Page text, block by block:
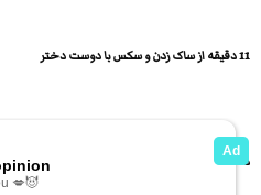
11 دقیقه از ساک زدن و سکس با دوست دختر
دختر لاغر و حشری جلو آینه بدن نمایی و کص و...